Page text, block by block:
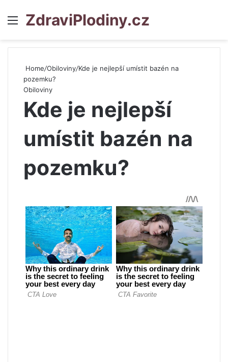
Menu
ZdraviPlodiny.cz
Home/Obiloviny/Kde je nejlepší umístit bazén na
pozemku?
Obiloviny
Kde je nejlepší
umístit bazén na
pozemku?